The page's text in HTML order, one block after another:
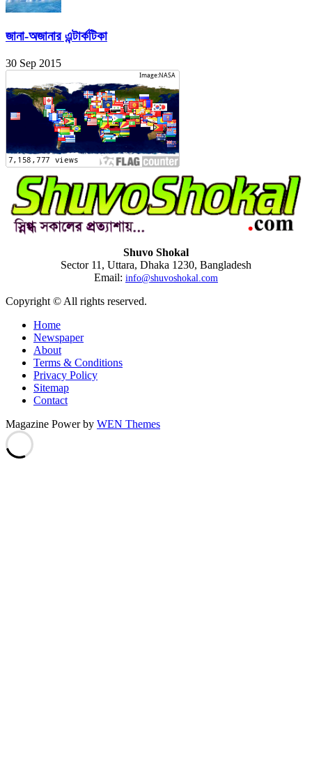
জানা-অজানার এন্টার্কটিকা
30 Sep 2015
Shuvo Shokal
Sector 11, Uttara, Dhaka 1230, Bangladesh
Email: info@shuvoshokal.com
Copyright © All rights reserved.
Home
Newspaper
About
Terms & Conditions
Privacy Policy
Sitemap
Contact
Magazine Power by WEN Themes